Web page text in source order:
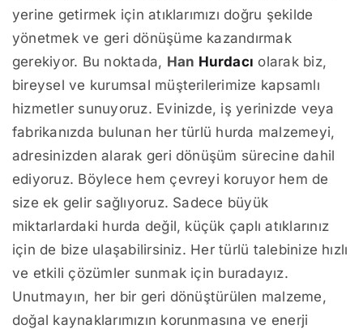
yerine getirmek için atıklarımızı doğru şekilde
yönetmek ve geri dönüşüme kazandırmak
gerekiyor. Bu noktada, Han Hurdacı olarak biz,
bireysel ve kurumsal müşterilerimize kapsamlı
hizmetler sunuyoruz. Evinizde, iş yerinizde veya
fabrikanızda bulunan her türlü hurda malzemeyi,
adresinizden alarak geri dönüşüm sürecine dahil
ediyoruz. Böylece hem çevreyi koruyor hem de
size ek gelir sağlıyoruz. Sadece büyük
miktarlardaki hurda değil, küçük çaplı atıklarınız
için de bize ulaşabilirsiniz. Her türlü talebinize hızlı
ve etkili çözümler sunmak için buradayız.
Unutmayın, her bir geri dönüştürülen malzeme,
doğal kaynaklarımızın korunmasına ve enerji